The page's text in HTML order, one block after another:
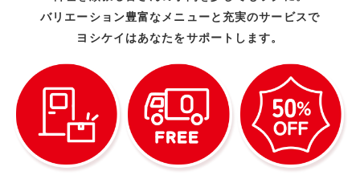
バリエーション豊富なメニューと充実のサービスで
ヨシケイはあなたをサポートします。